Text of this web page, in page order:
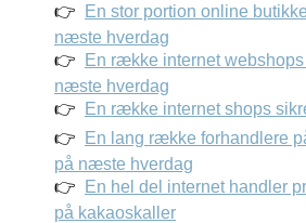
En stor portion online
næste hverdag
En række internet
næste hverdag
En række internet shops
En lang række forhandlere
på næste hverdag
En hel del internet handler
på kakaoskaller